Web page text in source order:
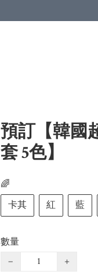
預訂【韓國
套 5色】
🌈
卡其
紅 藍
數量
−
+